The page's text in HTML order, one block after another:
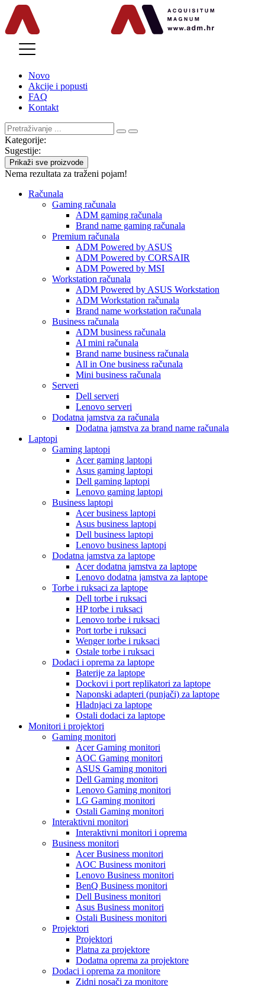
Novo
Akcije i popusti
FAQ
Kontakt
Kategorije:
Sugestije:
Prikaži sve proizvode
Nema rezultata za traženi pojam!
Računala
Gaming računala
ADM gaming računala
Brand name gaming računala
Premium računala
ADM Powered by ASUS
ADM Powered by CORSAIR
ADM Powered by MSI
Workstation računala
ADM Powered by ASUS Workstation
ADM Workstation računala
Brand name workstation računala
Business računala
ADM business računala
AI mini računala
Brand name business računala
All in One business računala
Mini business računala
Serveri
Dell serveri
Lenovo serveri
Dodatna jamstva za računala
Dodatna jamstva za brand name računala
Laptopi
Gaming laptopi
Acer gaming laptopi
Asus gaming laptopi
Dell gaming laptopi
Lenovo gaming laptopi
Business laptopi
Acer business laptopi
Asus business laptopi
Dell business laptopi
Lenovo business laptopi
Dodatna jamstva za laptope
Acer dodatna jamstva za laptope
Lenovo dodatna jamstva za laptope
Torbe i ruksaci za laptope
Dell torbe i ruksaci
HP torbe i ruksaci
Lenovo torbe i ruksaci
Port torbe i ruksaci
Wenger torbe i ruksaci
Ostale torbe i ruksaci
Dodaci i oprema za laptope
Baterije za laptope
Dockovi i port replikatori za laptope
Naponski adapteri (punjači) za laptope
Hladnjaci za laptope
Ostali dodaci za laptope
Monitori i projektori
Gaming monitori
Acer Gaming monitori
AOC Gaming monitori
ASUS Gaming monitori
Dell Gaming monitori
Lenovo Gaming monitori
LG Gaming monitori
Ostali Gaming monitori
Interaktivni monitori
Interaktivni monitori i oprema
Business monitori
Acer Business monitori
AOC Business monitori
Lenovo Business monitori
BenQ Business monitori
Dell Business monitori
Asus Business monitori
Ostali Business monitori
Projektori
Projektori
Platna za projektore
Dodatna oprema za projektore
Dodaci i oprema za monitore
Zidni nosači za monitore